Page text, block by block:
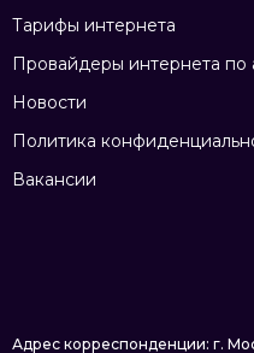
Тарифы интернета
Провайдеры интернета по
Новости
Политика
Вакансии
Адрес корреспонденции: г.